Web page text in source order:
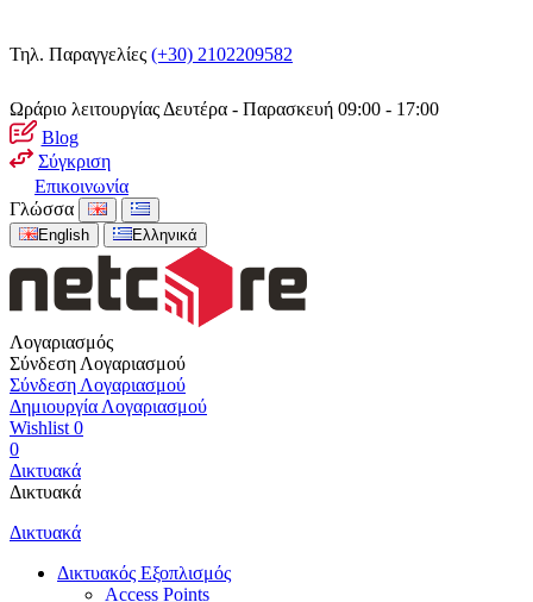
Τηλ. Παραγγελίες (+30) 2102209582
Ωράριο λειτουργίας Δευτέρα - Παρασκευή 09:00 - 17:00
Blog
Σύγκριση
Επικοινωνία
Γλώσσα
English Ελληνικά
Λογαριασμός
Σύνδεση Λογαριασμού
Σύνδεση Λογαριασμού
Δημιουργία Λογαριασμού
Wishlist 0
0
Δικτυακά
Δικτυακά
Δικτυακά
Δικτυακός Εξοπλισμός
Access Points